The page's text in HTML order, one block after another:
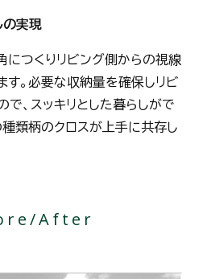
の実現
につくりリビング側からの視線
す。必要な収納量を確保しリビ
、スッキリとした暮らしがで
種類柄のクロスが上手に共存し
After